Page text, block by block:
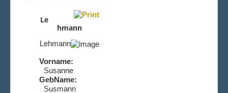
Le
hmann
Lehmann
Vorname:
Susanne
GebName:
Susmann